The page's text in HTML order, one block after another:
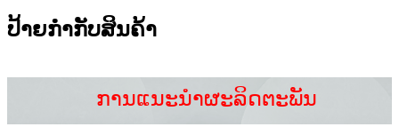
ປ້າຍກຳກັບສິນຄ້າ
ການແນະນໍາຜະລິດຕະພັນ